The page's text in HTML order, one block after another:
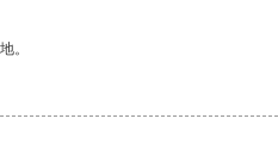
。